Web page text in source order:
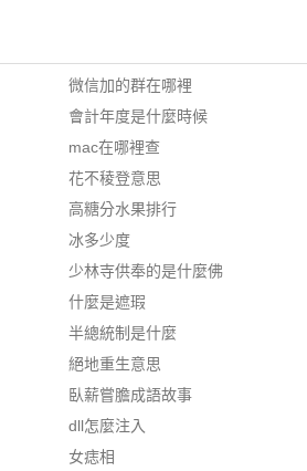
微信加的群在哪裡
會計年度是什麼時候
mac在哪裡查
花不稜登意思
高糖分水果排行
冰多少度
少林寺供奉的是什麼佛
什麼是遮瑕
半總統制是什麼
絕地重生意思
臥薪嘗膽成語故事
dll怎麼注入
女痣相